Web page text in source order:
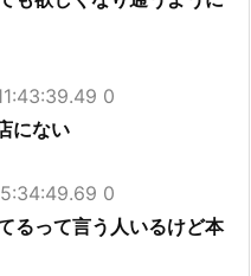
0
にない
0
るって言う人いるけど本